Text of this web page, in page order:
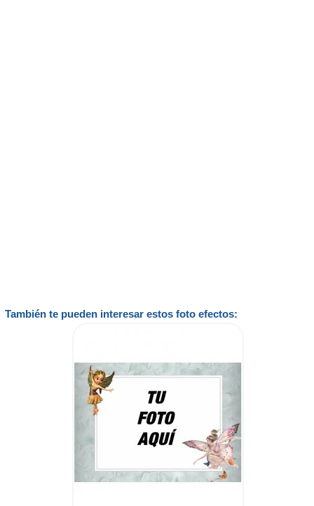
También te pueden interesar estos foto efectos: